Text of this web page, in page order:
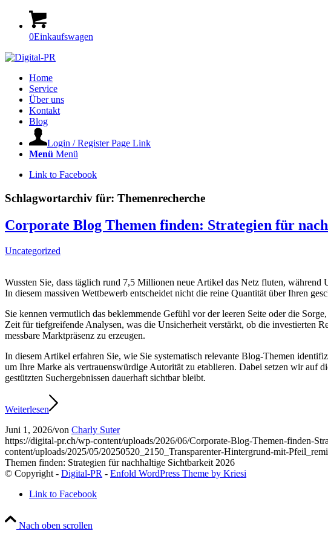
0Einkaufswagen
Home
Service
Über uns
Kontakt
Blog
Login / Register Page Link
Menü Menü
Link to Facebook
Schlagwortarchiv für: Themenrecherche
Corporate Blog Themen finden: Strategien für
Uncategorized
Wussten Sie, dass täglich rund 7,5 Millionen neue Artikel das Netz fluten,
In diesem massiven Wettbewerb entscheidet nicht die reine Quantität über Ihren
Sie kennen vermutlich das beklemmende Gefühl vor der leeren Seite oder die
Zeit für tiefgreifende Analysen, was die Unsicherheit verstärkt, ob die investierten
messbare Marktpräsenz zu erzeugen.
In diesem Artikel erfahren Sie, wie Sie systematisch relevante Blog-Themen
um Ihre Marke als vertrauenswürdige Autorität zu etablieren. Dabei setzen wir auf
gestützten Suchergebnissen dauerhaft sichtbar bleibt.
Weiterlesen
Juni 1, 2026/von Charly Suter
https://digital-pr.ch/wp-content/uploads/2026/06/Corporate-Blog-Themen-finden-
content/uploads/2025/05/20250520_2150_Transparenter-Hintergrund-mit-
Themen finden: Strategien für nachhaltige Sichtbarkeit 2026
© Copyright - Digital-PR - Enfold WordPress Theme by Kriesi
Link to Facebook
Nach oben scrollen